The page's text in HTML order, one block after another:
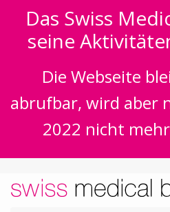
Das Swiss
seine
Die Webseite
abrufbar, wird aber
2022 nicht